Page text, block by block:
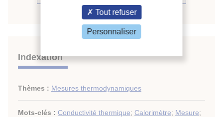
Indexation
Thèmes : Mesures thermodynamiques
Mots-clés : Conductivité thermique; Calorimètre; Mesure;
Tout refuser
Personnaliser